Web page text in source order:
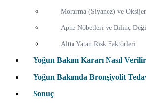
Morarma (Siyanoz) ve
Apne Nöbetleri ve Bilinç
Altta Yatan Risk Faktörleri
Yoğun Bakım Kararı Nasıl
Yoğun Bakımda Bronşiyolit
Sonuç